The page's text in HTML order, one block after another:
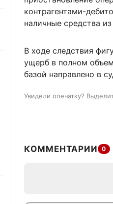
контрагентами-
наличные средства
В ходе следствия
ущерб в полном
базой направлено в
Увидели опечатку?
КОММЕНТАРИИ 0